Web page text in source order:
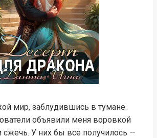
мир, заблудившись в тумане.
объявили меня воровкой
сжечь. У них бы все получилось —